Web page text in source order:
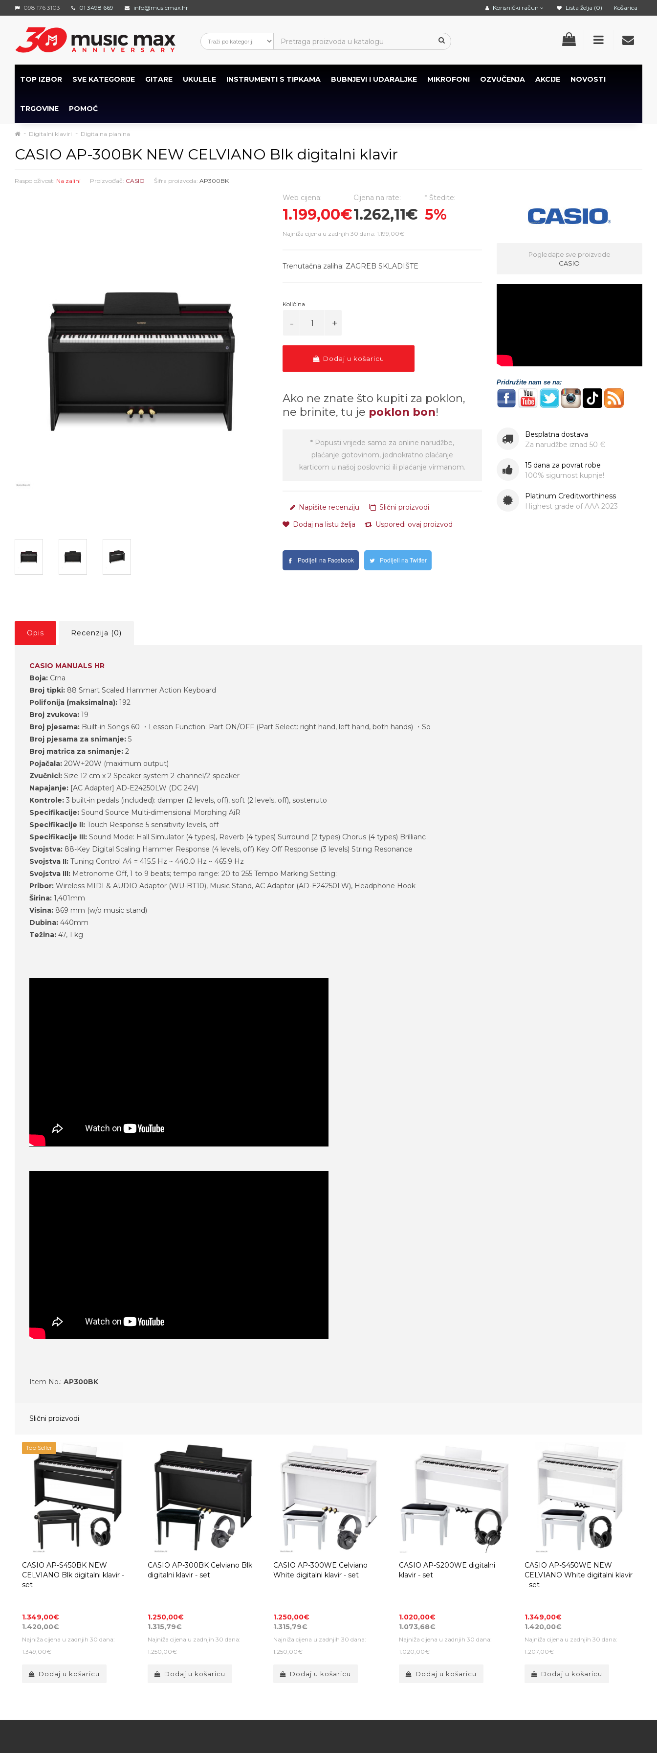
098 176 3103 01 3498 669 info@musicmax.hr Korisnički račun Lista želja (0) Košarica
TOP IZBOR SVE KATEGORIJE GITARE UKULELE INSTRUMENTI S TIPKAMA BUBNJEVI I UDARALJKE MIKROFONI OZVUČENJA AKCIJE NOVOSTI
TRGOVINE POMOĆ
Digitalni klaviri Digitalna pianina
CASIO AP-300BK NEW CELVIANO Blk digitalni klavir
Raspoloživost: Na zalihi Proizvođač: CASIO Šifra proizvoda: AP300BK
Web cijena:
1.199,00€
Cijena na rate:
1.262,11€
* Štedite:
5%
Najniža cijena u zadnjih 30 dana: 1.199,00€
Trenutačna zaliha: ZAGREB SKLADIŠTE
Količina
Dodaj u košaricu
Ako ne znate što kupiti za poklon,
ne brinite, tu je poklon bon!
* Popusti vrijede samo za online narudžbe,
plaćanje gotovinom, jednokratno plaćanje
karticom u našoj poslovnici ili plaćanje virmanom.
Napišite recenziju
Slični proizvodi
Dodaj na listu želja
Usporedi ovaj proizvod
Podijeli na Facebook Podijeli na Twitter
Pogledajte sve proizvode
CASIO
Pridružite nam se na:
Besplatna dostava
Za narudžbe iznad 50 €
15 dana za povrat robe
100% sigurnost kupnje!
Platinum Creditworthiness
Highest grade of AAA 2023
Opis Recenzija (0)
CASIO MANUALS HR
Boja: Crna
Broj tipki: 88 Smart Scaled Hammer Action Keyboard
Polifonija (maksimalna): 192
Broj zvukova: 19
Broj pjesama: Built-in Songs 60 ・Lesson Function: Part ON/OFF (Part Select: right hand, left hand, both hands) ・So
Broj pjesama za snimanje: 5
Broj matrica za snimanje: 2
Pojačala: 20W+20W (maximum output)
Zvučnici: Size 12 cm x 2 Speaker system 2-channel/2-speaker
Napajanje: [AC Adapter] AD-E24250LW (DC 24V)
Kontrole: 3 built-in pedals (included): damper (2 levels, off), soft (2 levels, off), sostenuto
Specifikacije: Sound Source Multi-dimensional Morphing AiR
Specifikacije II: Touch Response 5 sensitivity levels, off
Specifikacije III: Sound Mode: Hall Simulator (4 types), Reverb (4 types) Surround (2 types) Chorus (4 types) Brillianc
Svojstva: 88-Key Digital Scaling Hammer Response (4 levels, off) Key Off Response (3 levels) String Resonance
Svojstva II: Tuning Control A4 = 415.5 Hz ~ 440.0 Hz ~ 465.9 Hz
Svojstva III: Metronome Off, 1 to 9 beats; tempo range: 20 to 255 Tempo Marking Setting:
Pribor: Wireless MIDI & AUDIO Adaptor (WU-BT10), Music Stand, AC Adaptor (AD-E24250LW), Headphone Hook
Širina: 1,401mm
Visina: 869 mm (w/o music stand)
Dubina: 440mm
Težina: 47, 1 kg
Item No.: AP300BK
Slični proizvodi
Top Seller
CASIO AP-S450BK NEW
CELVIANO Blk digitalni klavir -
set
1.349,00€
1.420,00€
Najniža cijena u zadnjih 30 dana:
1.349,00€
Dodaj u košaricu
CASIO AP-300BK Celviano Blk
digitalni klavir - set
1.250,00€
1.315,79€
Najniža cijena u zadnjih 30 dana:
1.250,00€
Dodaj u košaricu
CASIO AP-300WE Celviano
White digitalni klavir - set
1.250,00€
1.315,79€
Najniža cijena u zadnjih 30 dana:
1.250,00€
Dodaj u košaricu
CASIO AP-S200WE digitalni
klavir - set
1.020,00€
1.073,68€
Najniža cijena u zadnjih 30 dana:
1.020,00€
Dodaj u košaricu
CASIO AP-S450WE NEW
CELVIANO White digitalni klavir
- set
1.349,00€
1.420,00€
Najniža cijena u zadnjih 30 dana:
1.207,00€
Dodaj u košaricu